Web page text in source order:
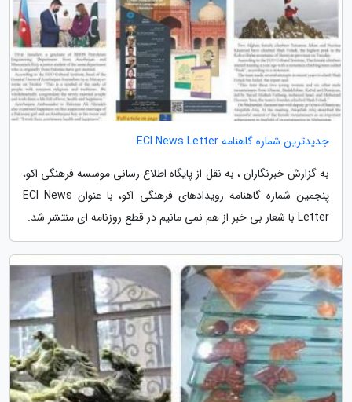
جدیدترین شماره گاهنامه ECI News Letter
به گزارش خبرنگاران ، به نقل از پایگاه اطلاع رسانی موسسه فرهنگی اکو،
پنجمین شماره گاهنامه رویدادهای فرهنگی اکو، با عنوان ECI News
Letter با شعار بی خبر از هم نمی مانیم در قطع روزنامه ای منتشر شد.